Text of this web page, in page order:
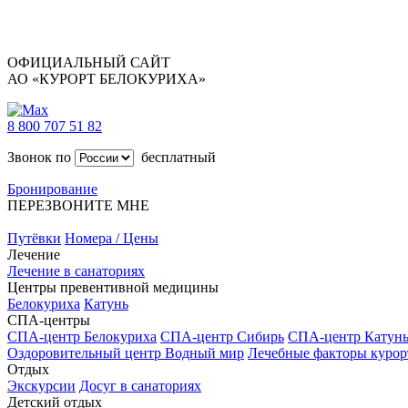
ОФИЦИАЛЬНЫЙ САЙТ
АО «КУРОРТ БЕЛОКУРИХА»
8 800 707 51 82
Звонок по
бесплатный
Бронирование
ПЕРЕЗВОНИТЕ МНЕ
Путёвки Номера / Цены
Лечение
Лечение в санаториях
Центры превентивной медицины
Белокуриха Катунь
СПА-центры
СПА-центр Белокуриха СПА-центр Сибирь СПА-центр Катунь
Оздоровительный центр Водный мир Лечебные факторы
Отдых
Экскурсии Досуг в санаториях
Детский отдых